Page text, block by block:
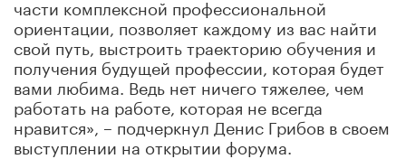
части комплексной профессиональной
ориентации, позволяет каждому из вас найти
свой путь, выстроить траекторию обучения и
получения будущей профессии, которая будет
вами любима. Ведь нет ничего тяжелее, чем
работать на работе, которая не всегда
нравится», – подчеркнул Денис Грибов в своем
выступлении на открытии форума.